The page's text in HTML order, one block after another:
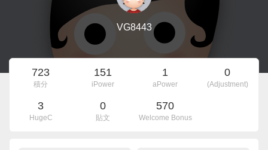
VG8443
723
積分
151
iPower
1
aPower
0
(Adjustment)
3
HugeC
0
貼文
570
Welcome Bonus